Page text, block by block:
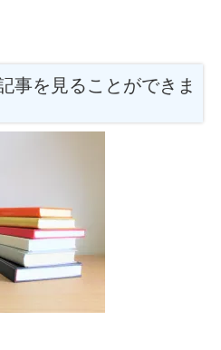
事を見ることができま